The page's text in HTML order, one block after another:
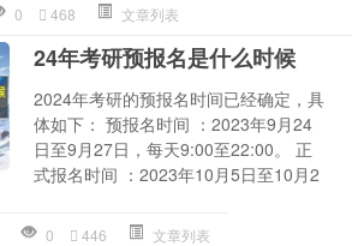
0 468 文章列表
24年考研预报名是什么时候
2024年考研的预报名时间已经确定，具
体如下： 预报名时间 ：2023年9月24
日至9月27日，每天9:00至22:00。 正
式报名时间 ：2023年10月5日至10月2
0 446 文章列表